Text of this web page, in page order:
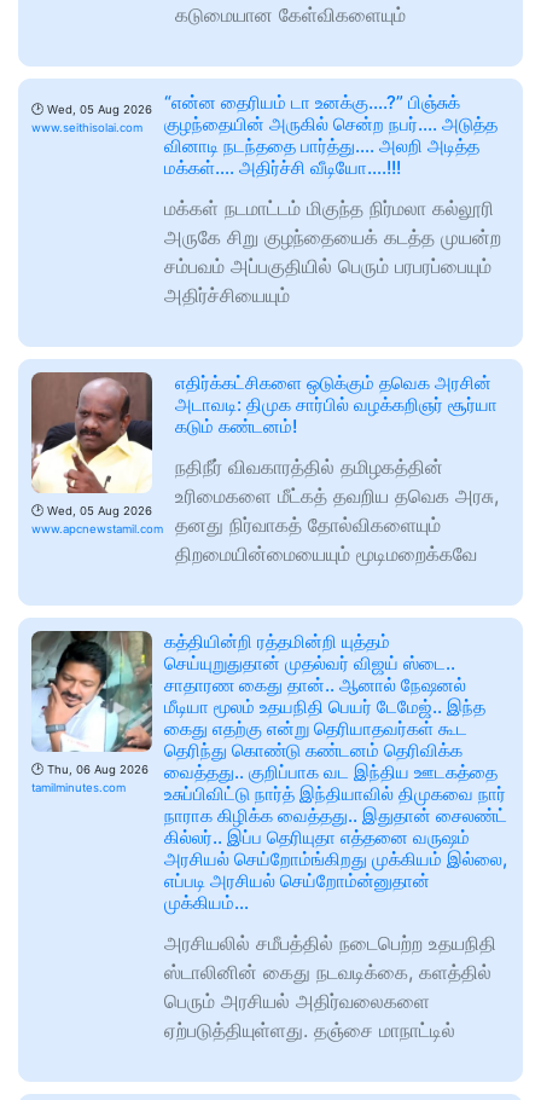
கடுமையான கேள்விகளையும்
🕑 Wed, 05 Aug 2026
www.seithisolai.com
“என்ன தைரியம் டா உனக்கு….?” பிஞ்சுக்
குழந்தையின் அருகில் சென்ற நபர்…. அடுத்த
வினாடி நடந்ததை பார்த்து…. அலறி அடித்த
மக்கள்…. அதிர்ச்சி வீடியோ….!!!
மக்கள் நடமாட்டம் மிகுந்த நிர்மலா கல்லூரி
அருகே சிறு குழந்தையைக் கடத்த முயன்ற
சம்பவம் அப்பகுதியில் பெரும் பரபரப்பையும்
அதிர்ச்சியையும்
🕑 Wed, 05 Aug 2026
www.apcnewstamil.com
எதிர்க்கட்சிகளை ஒடுக்கும் தவெக அரசின்
அடாவடி: திமுக சார்பில் வழக்கறிஞர் சூர்யா
கடும் கண்டனம்! ​
நதிநீர் விவகாரத்தில் தமிழகத்தின்
உரிமைகளை மீட்கத் தவறிய தவெக அரசு,
தனது நிர்வாகத் தோல்விகளையும்
திறமையின்மையையும் மூடிமறைக்கவே
🕑 Thu, 06 Aug 2026
tamilminutes.com
கத்தியின்றி ரத்தமின்றி யுத்தம்
செய்யுறுதுதான் முதல்வர் விஜய் ஸ்டை..
சாதாரண கைது தான்.. ஆனால் நேஷனல்
மீடியா மூலம் உதயநிதி பெயர் டேமேஜ்.. இந்த
கைது எதற்கு என்று தெரியாதவர்கள் கூட
தெரிந்து கொண்டு கண்டனம் தெரிவிக்க
வைத்தது.. குறிப்பாக வட இந்திய ஊடகத்தை
உசுப்பிவிட்டு நார்த் இந்தியாவில் திமுகவை நார்
நாராக கிழிக்க வைத்தது.. இதுதான் சைலண்ட்
கில்லர்.. இப்ப தெரியுதா எத்தனை வருஷம்
அரசியல் செய்றோம்ங்கிறது முக்கியம் இல்லை,
எப்படி அரசியல் செய்றோம்ன்னுதான்
முக்கியம்…
அரசியலில் சமீபத்தில் நடைபெற்ற உதயநிதி
ஸ்டாலினின் கைது நடவடிக்கை, களத்தில்
பெரும் அரசியல் அதிர்வலைகளை
ஏற்படுத்தியுள்ளது. தஞ்சை மாநாட்டில்